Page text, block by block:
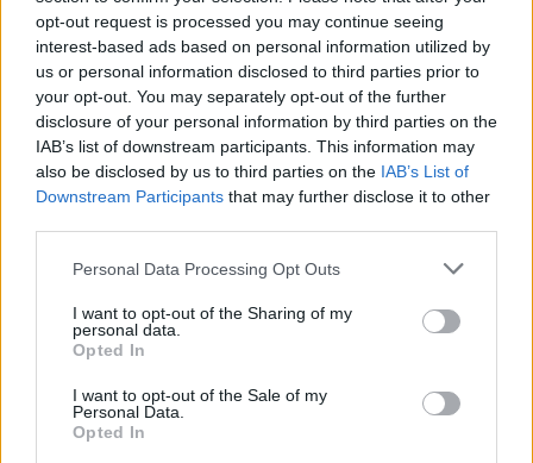
opt-out request is processed you may continue seeing
interest-based ads based on personal information utilized by
us or personal information disclosed to third parties prior to
your opt-out. You may separately opt-out of the further
disclosure of your personal information by third parties on the
IAB’s list of downstream participants. This information may
also be disclosed by us to third parties on the IAB’s List of
Downstream Participants that may further disclose it to other
Personal Data Processing Opt Outs
I want to opt-out of the Sharing of my
personal data.
Opted In
I want to opt-out of the Sale of my
Personal Data.
Opted In
In evidenza